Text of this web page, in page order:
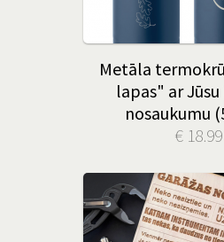
Metāla
lapas" ar
nosaukumu
€ 18.99